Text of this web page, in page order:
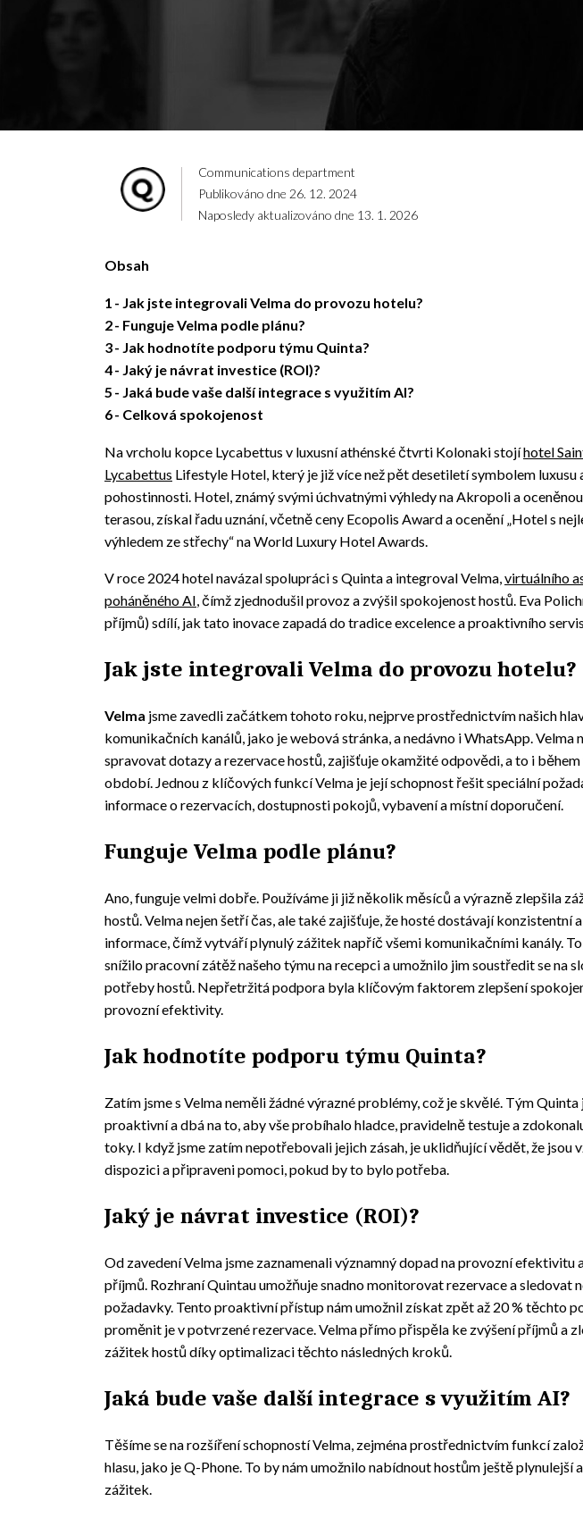
Communications department
Publikováno dne 26. 12. 2024
Naposledy aktualizováno dne 13. 1. 2026
Obsah
1
Jak jste integrovali Velma do provozu hotelu?
2
Funguje Velma podle plánu?
3
Jak hodnotíte podporu týmu Quinta?
4
Jaký je návrat investice (ROI)?
5
Jaká bude vaše další integrace s využitím AI?
6
Celková spokojenost
Na vrcholu kopce Lycabettus v luxusní athénské čtvrti Kolonaki stojíhotel
Lycabettus Lifestyle Hotel, který je již více než pět desetiletí symbolem luxusu
pohostinnosti. Hotel, známý svými úchvatnými výhledy na Akropoli a
terasou, získal řadu uznání, včetně ceny Ecopolis Award a ocenění „Hotel s
výhledem ze střechy“ na World Luxury Hotel Awards.
V roce 2024 hotel navázal spolupráci s Quinta a integroval Velma,virtuálního
poháněného AI, čímž zjednodušil provoz a zvýšil spokojenost hostů. Eva
příjmů) sdílí, jak tato inovace zapadá do tradice excelence a proaktivního
Jak jste integrovali Velma do provozu hotelu?
Velma jsme zavedli začátkem tohoto roku, nejprve prostřednictvím našich
komunikačních kanálů, jako je webová stránka, a nedávno i WhatsApp. Velma
spravovat dotazy a rezervace hostů, zajišťuje okamžité odpovědi, a to i
období. Jednou z klíčových funkcí Velma je její schopnost řešit speciální
informace o rezervacích, dostupnosti pokojů, vybavení a místní doporučení.
Funguje Velma podle plánu?
Ano, funguje velmi dobře. Používáme ji již několik měsíců a výrazně zlepšila
hostů. Velma nejen šetří čas, ale také zajišťuje, že hosté dostávají konzistentní
informace, čímž vytváří plynulý zážitek napříč všemi komunikačními kanály.
snížilo pracovní zátěž našeho týmu na recepci a umožnilo jim soustředit se na
potřeby hostů. Nepřetržitá podpora byla klíčovým faktorem zlepšení
provozní efektivity.
Jak hodnotíte podporu týmu Quinta?
Zatím jsme s Velma neměli žádné výrazné problémy, což je skvělé. Tým Quinta
proaktivní a dbá na to, aby vše probíhalo hladce, pravidelně testuje a
toky. I když jsme zatím nepotřebovali jejich zásah, je uklidňující vědět, že jsou
dispozici a připraveni pomoci, pokud by to bylo potřeba.
Jaký je návrat investice (ROI)?
Od zavedení Velma jsme zaznamenali významný dopad na provozní efektivitu
příjmů. Rozhraní Quintau umožňuje snadno monitorovat rezervace a sledovat
požadavky. Tento proaktivní přístup nám umožnil získat zpět až 20 % těchto
proměnit je v potvrzené rezervace. Velma přímo přispěla ke zvýšení příjmů a
zážitek hostů díky optimalizaci těchto následných kroků.
Jaká bude vaše další integrace s využitím AI?
Těšíme se na rozšíření schopností Velma, zejména prostřednictvím funkcí
hlasu, jako je Q-Phone. To by nám umožnilo nabídnout hostům ještě plynulejší
zážitek.